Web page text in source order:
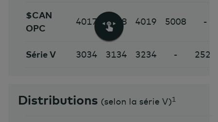
$CAN
OPC
4017 4018 4019 5008 -
Série V 3034 3134 3234 - 2520
Distributions (selon la série V)1